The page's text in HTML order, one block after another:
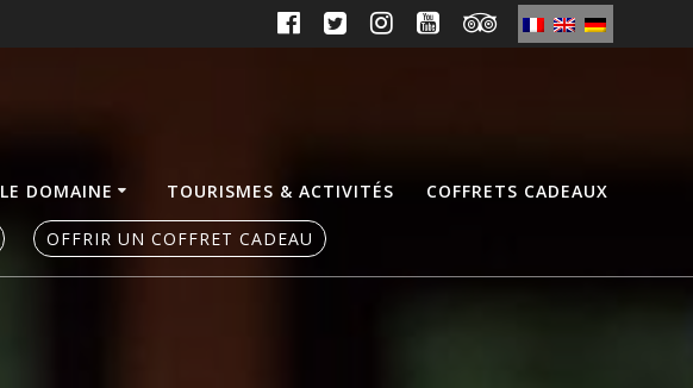
LE DOMAINE TOURISMES & ACTIVITÉS COFFRETS CADEAUX
OFFRIR UN COFFRET CADEAU